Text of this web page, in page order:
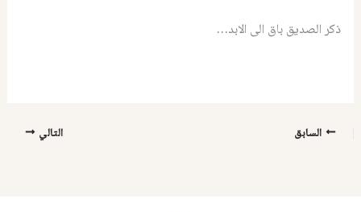
ذكر الصديق باق الى الابد…
السابق التالي